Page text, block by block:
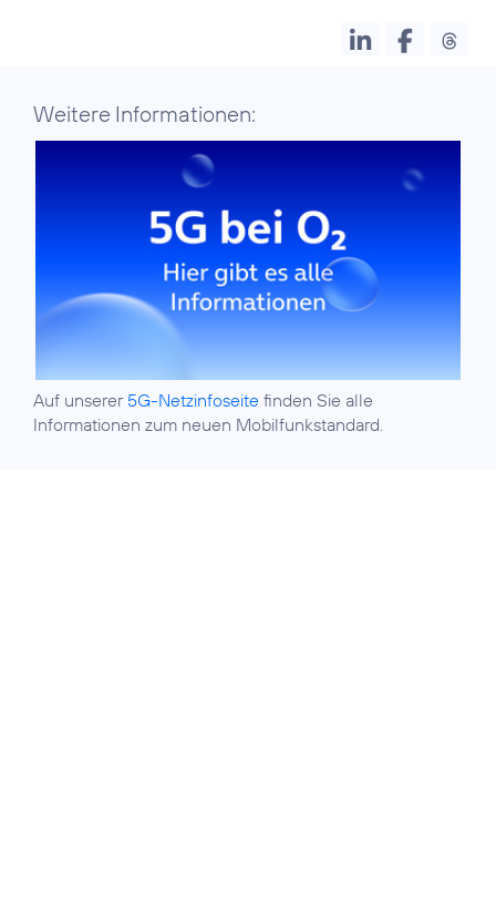
Weitere Informationen:
Auf unserer 5G-Netzinfoseite finden Sie alle
Informationen zum neuen Mobilfunkstandard.